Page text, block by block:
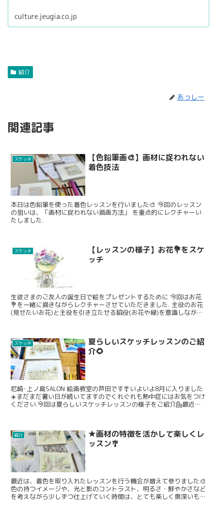
culture.jeugia.co.jp
紹介
あっしー
関連記事
スケッチ
【色鉛筆画🎨】画材に捉われない
着色技法
本日は色鉛筆を使った着色レッスンを行いました🎨 今回のレッスン
の狙いは、「画材に捉われない描画方法」 を重点的にレクチャーい
たしました.
スケッチ
【レッスンの様子】お花💐をスケ
ッチ
生徒さまのご友人の誕生日で絵をプレゼントするために 今回はお花
💐を一緒に描きながらレクチャーさせていただきました. 主役のお花
(見せたいお花)と主役を引き立たせる脇役(お花や緑)を意識しなが
スケッチ
夏らしいスケッチレッスンのご紹
介🌻
尼崎･上ノ島SALON 絵画教室の芦田です🎐いよいよ8月に入りました
☀️まだまだ暑い日が続いてますのでくれぐれも熱中症にはお気をつけ
ください.今回は夏らしいスケッチレッスンの様子をご紹介💁最近で
紹介
★画材の特徴を活かして楽しくレ
ッスン🎐
最近は、着色を取り入れたレッスンを行う機会が増えて参りました🎨
色の持つイメージや、光と影のコントラスト、明るさ・鮮やかさなど
を考えながら少しずつ仕上げていく時間は、とても楽しく奥深いもの